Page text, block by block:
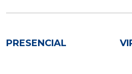
PRESENCIAL